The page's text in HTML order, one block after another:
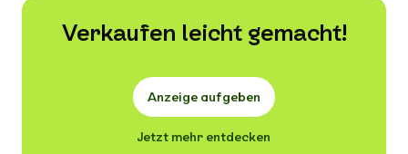
Verkaufen leicht gemacht!
Anzeige aufgeben
Jetzt mehr entdecken